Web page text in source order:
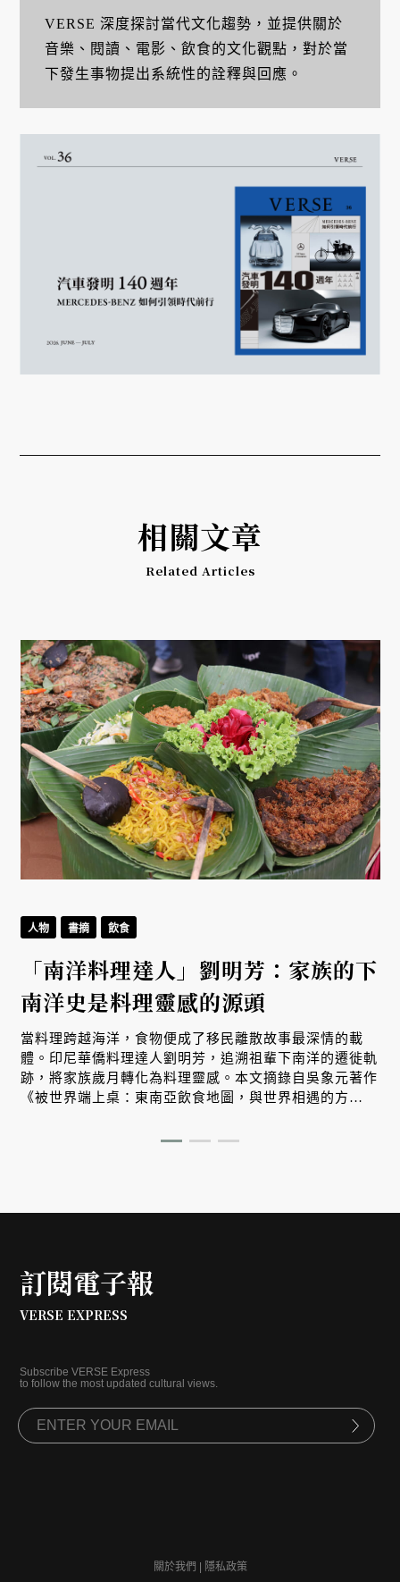
VERSE 深度探討當代文化趨勢，並提供關於
音樂、閱讀、電影、飲食的文化觀點，對於當
下發生事物提出系統性的詮釋與回應。
相關文章
Related Articles
人物 書摘 飲食
「南洋料理達人」劉明芳：家族的下
南洋史是料理靈感的源頭
當料理跨越海洋，食物便成了移民離散故事最深情的載
體。印尼華僑料理達人劉明芳，追溯祖輩下南洋的遷徙軌
跡，將家族歲月轉化為料理靈感。本文摘錄自吳象元著作
《被世界端上桌：東南亞飲食地圖，與世界相遇的方
訂閱電子報
VERSE EXPRESS
Subscribe VERSE Express
to follow the most updated cultural views.
關於我們 | 隱私政策